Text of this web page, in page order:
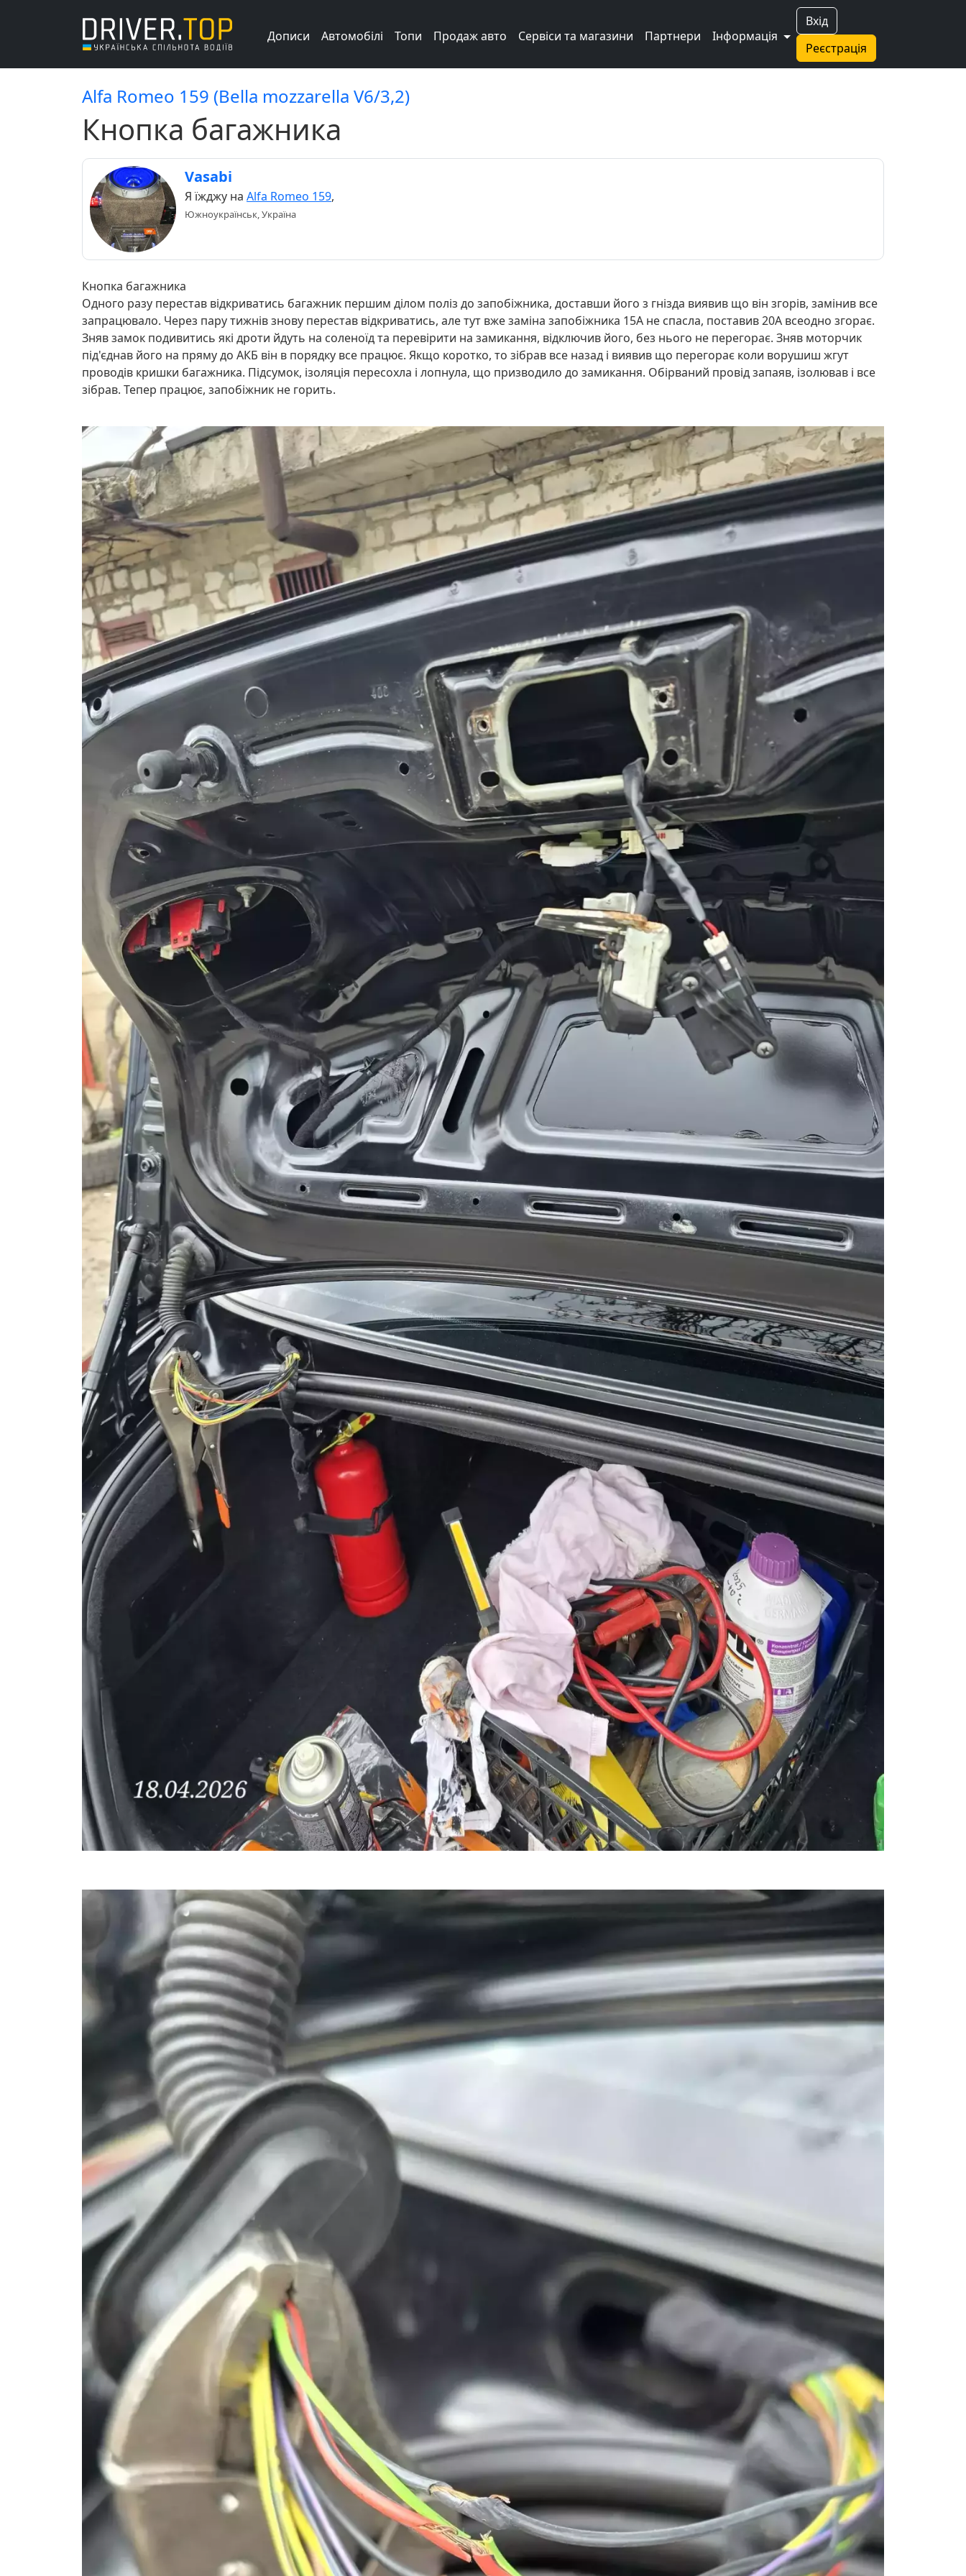
Вхід
Реєстрація
Дописи Автомобілі Топи Продаж авто Сервіси та магазини Партнери Інформація
Alfa Romeo 159 (Bella mozzarella V6/3,2)
Кнопка багажника
Vasabi
Я їжджу на Alfa Romeo 159,
Южноукраїнськ, Україна
Кнопка багажника
Одного разу перестав відкриватись багажник першим ділом поліз до запобіжника, доставши його з гнізда виявив що він згорів, замінив все
запрацювало. Через пару тижнів знову перестав відкриватись, але тут вже заміна запобіжника 15А не спасла, поставив 20А всеодно згорає.
Зняв замок подивитись які дроти йдуть на соленоїд та перевірити на замикання, відключив його, без нього не перегорає. Зняв моторчик
під'єднав його на пряму до АКБ він в порядку все працює. Якщо коротко, то зібрав все назад і виявив що перегорає коли ворушиш жгут
проводів кришки багажника. Підсумок, ізоляція пересохла і лопнула, що призводило до замикання. Обірваний провід запаяв, ізолював і все
зібрав. Тепер працює, запобіжник не горить.